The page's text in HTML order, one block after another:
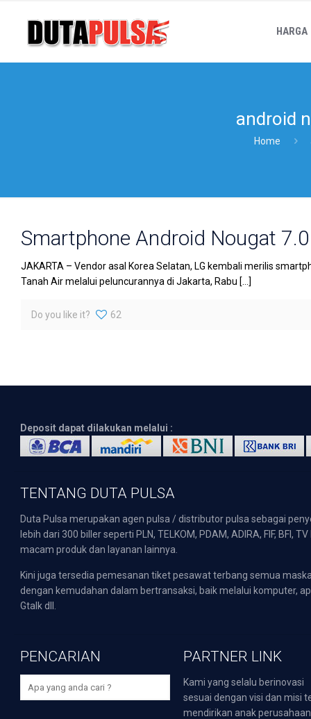
HARGA
android
Home
Smartphone Android Nougat
JAKARTA – Vendor asal Korea Selatan, LG kembali merilis
Tanah Air melalui peluncurannya di Jakarta, Rabu […]
Do you like it? 62
Deposit dapat dilakukan melalui :
TENTANG DUTA PULSA
Duta Pulsa merupakan agen pulsa / distributor pulsa sebagai
lebih dari 300 biller seperti PLN, TELKOM, PDAM, ADIRA, FIF,
macam produk dan layanan lainnya.
Kini juga tersedia pemesanan tiket pesawat terbang semua
dengan kemudahan dalam bertransaksi, baik melalui komputer,
Gtalk dll.
PENCARIAN PARTNER LINK
Kami yang selalu berinovasi
sesuai dengan visi dan misi
mendirikan anak perusahaan